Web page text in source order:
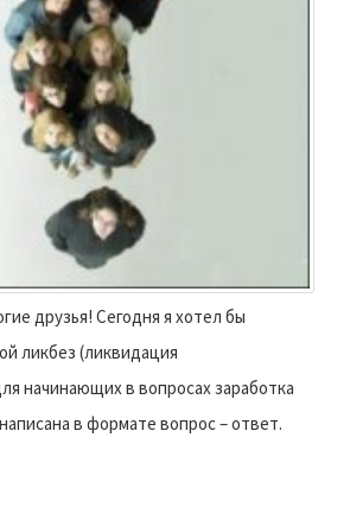
друзья! Сегодня я хотел бы
ликбез (ликвидация
начинающих в вопросах заработка
в формате вопрос – ответ.